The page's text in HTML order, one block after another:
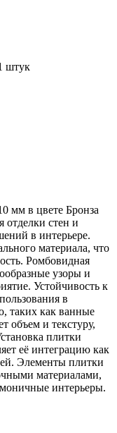
штук
мм в цвете Бронза
отделки стен и
в интерьере.
материала, что
Ромбовидная
узоры и
Устойчивость к
в
таких как ванные
объем и текстуру,
плитки
её интеграцию как
Элементы плитки
материалами,
интерьеры.